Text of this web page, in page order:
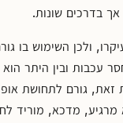
בדרכים שונות.
ולכן השימוש בו
עכבות ובין היתר
גורם לתחושת
מרגיע, מדכא, מוריד